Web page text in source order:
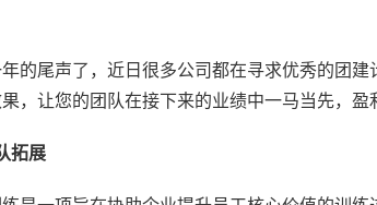
的尾声了，近日很多公司都在寻求优秀的团
，让您的团队在接下来的业绩中一马当先，盈
拓展